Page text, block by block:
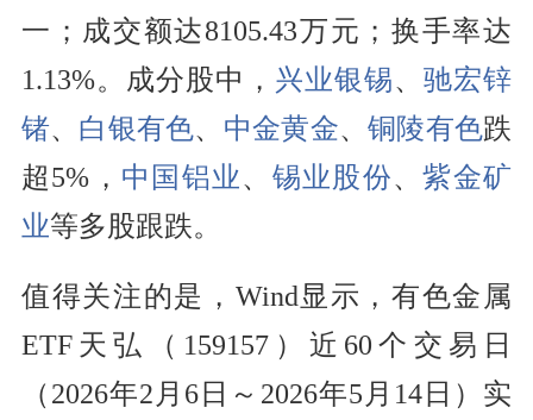
一；成交额达8105.43万元；换手率达
1.13%。成分股中， 兴业银锡、驰宏锌
锗、 白银有色、 中金黄金、铜陵有色跌
超5%， 中国铝业、 锡业股份、紫金矿
业等多股跟跌。
值得关注的是，Wind显示，有色金属
ETF天弘（159157）近60个交易日
（2026年2月6日～2026年5月14日）实